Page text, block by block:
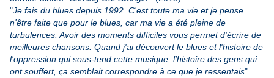
"Je fais du blues depuis 1992. C'est toute ma vie et je pense
n'être faite que pour le blues, car ma vie a été pleine de
turbulences. Avoir des moments difficiles vous permet d'écrire de
meilleures chansons. Quand j'ai découvert le blues et l'histoire de
l'oppression qui sous-tend cette musique, l'histoire des gens qui
ont souffert, ça semblait correspondre à ce que je ressentais".